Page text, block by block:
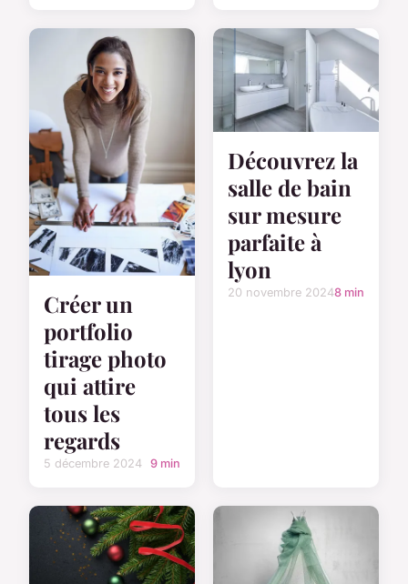
Créer un
portfolio
tirage photo
qui attire
tous les
regards
5 décembre 2024 9 min
Découvrez la
salle de bain
sur mesure
parfaite à
lyon
20 novembre 20248 min